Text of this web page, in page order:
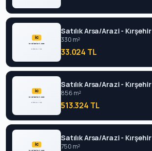
Satılık Arsa/Arazi - Kırşehir
330 m²
33.024 TL
Satılık Arsa/Arazi - Kırşehir
856 m²
513.324 TL
Satılık Arsa/Arazi - Kırşehir
750 m²